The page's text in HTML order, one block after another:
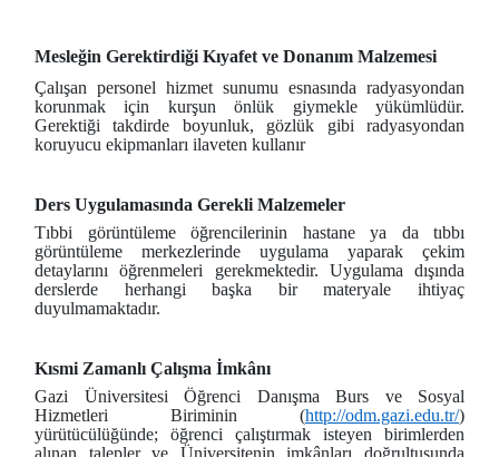
Mesleğin Gerektirdiği Kıyafet ve Donanım Malzemesi
Çalışan personel hizmet sunumu esnasında radyasyondan
korunmak için kurşun önlük giymekle yükümlüdür.
Gerektiği takdirde boyunluk, gözlük gibi radyasyondan
koruyucu ekipmanları ilaveten kullanır
Ders Uygulamasında Gerekli Malzemeler
Tıbbi görüntüleme öğrencilerinin hastane ya da tıbbı
görüntüleme merkezlerinde uygulama yaparak çekim
detaylarını öğrenmeleri gerekmektedir. Uygulama dışında
derslerde herhangi başka bir materyale ihtiyaç
duyulmamaktadır.
Kısmi Zamanlı Çalışma İmkânı
Gazi Üniversitesi Öğrenci Danışma Burs ve Sosyal
Hizmetleri Biriminin (http://odm.gazi.edu.tr/)
yürütücülüğünde; öğrenci çalıştırmak isteyen birimlerden
alınan talepler ve Üniversitenin imkânları doğrultusunda